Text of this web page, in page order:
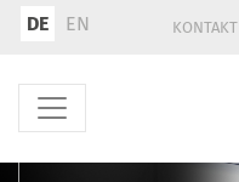
DE EN KONTAKT